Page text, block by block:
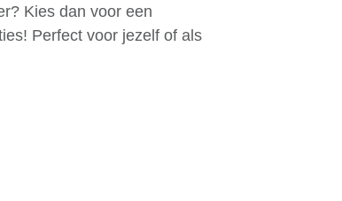
Kies dan voor een
Perfect voor jezelf of als